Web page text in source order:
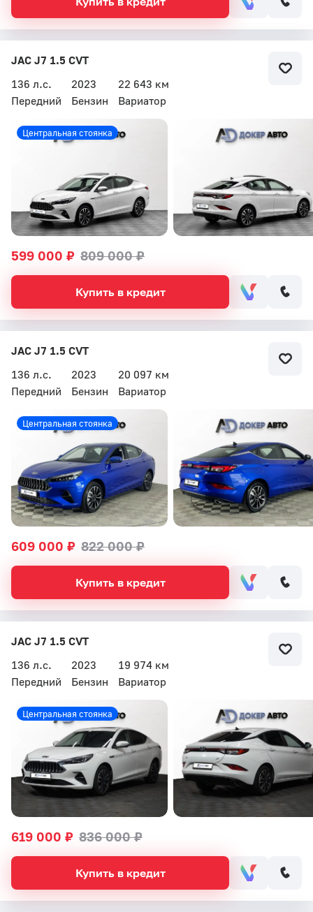
JAC J7 1.5 CVT
136 л.с.
2023
22 643 км
Передний
Бензин Вариатор
599 000 ₽ 809 000 ₽
Центральная стоянка
Купить в кредит
JAC J7 1.5 CVT
136 л.с.
2023
20 097 км
Передний
Бензин Вариатор
609 000 ₽ 822 000 ₽
Центральная стоянка
Купить в кредит
JAC J7 1.5 CVT
136 л.с.
2023
19 974 км
Передний
Бензин Вариатор
619 000 ₽ 836 000 ₽
Центральная стоянка
Купить в кредит